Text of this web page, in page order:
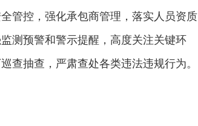
管控，强化承包商管理，落实人员资质
测预警和警示提醒，高度关注关键环
查抽查，严肃查处各类违法违规行为。